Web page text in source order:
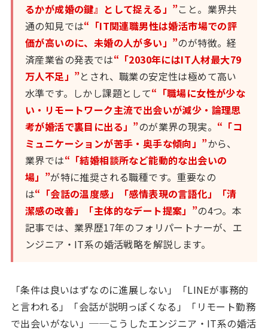
るかが成婚の鍵』として捉える」”こと。業界共
通の知見では“「IT関連職男性は婚活市場での評
価が高いのに、未婚の人が多い」”のが特徴。経
済産業省の発表では“「2030年にはIT人材最大79
万人不足」”とされ、職業の安定性は極めて高い
水準です。しかし課題として“「職場に女性が少な
い・リモートワーク主流で出会いが減少・論理思
考が婚活で裏目に出る」”のが業界の現実。 “「コ
ミュニケーションが苦手・奥手な傾向」”から、
業界では“「結婚相談所など能動的な出会いの
場」”が特に推奨される職種です。重要なの
は“「会話の温度感」「感情表現の言語化」「清
潔感の改善」「主体的なデート提案」”の4つ。本
記事では、業界歴17年のフォリパートナーが、エ
ンジニア・IT系の婚活戦略を解説します。
「条件は良いはずなのに進展しない」「LINEが事務的
と言われる」「会話が説明っぽくなる」「リモート勤務
で出会いがない」──こうしたエンジニア・IT系の婚活